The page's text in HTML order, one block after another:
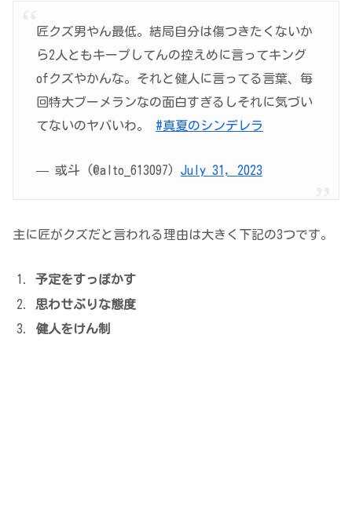
匠クズ男やん最低。結局自分は傷つきたくないか
ら2人ともキープしてんの控えめに言ってキング
ofクズやかんな。それと健人に言ってる言葉、毎
回特大ブーメランなの面白すぎるしそれに気づい
てないのヤバいわ。 #真夏のシンデレラ
— 或斗 (@alto_613097) July 31, 2023
主に匠がクズだと言われる理由は大きく下記の3つです。
予定をすっぽかす
思わせぶりな態度
健人をけん制